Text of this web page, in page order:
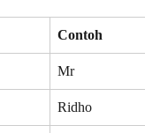
Contoh
Mr
Ridho